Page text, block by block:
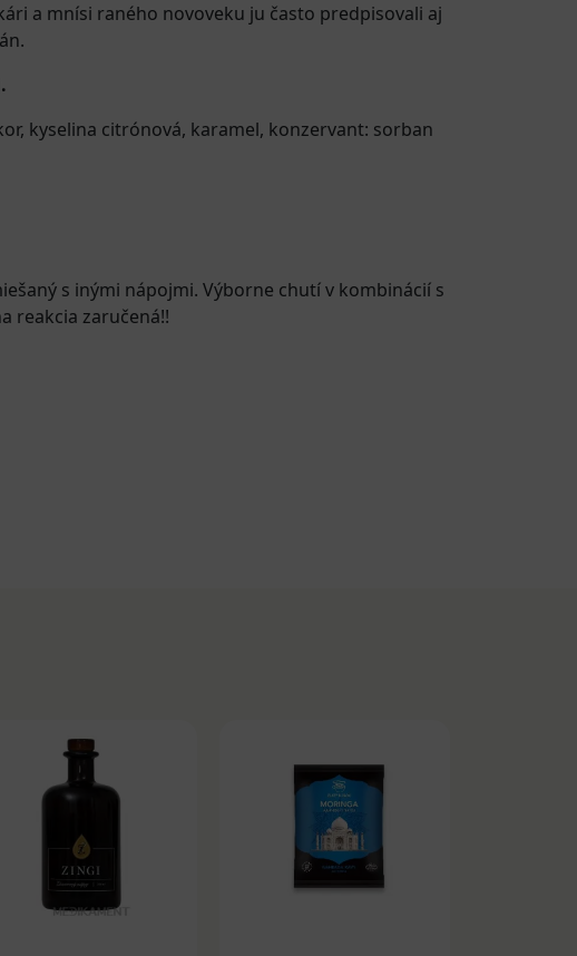
a mnísi raného novoveku ju často predpisovali aj
kyselina citrónová, karamel, konzervant: sorban
s inými nápojmi. Výborne chutí v kombinácií s
reakcia zaručená!!